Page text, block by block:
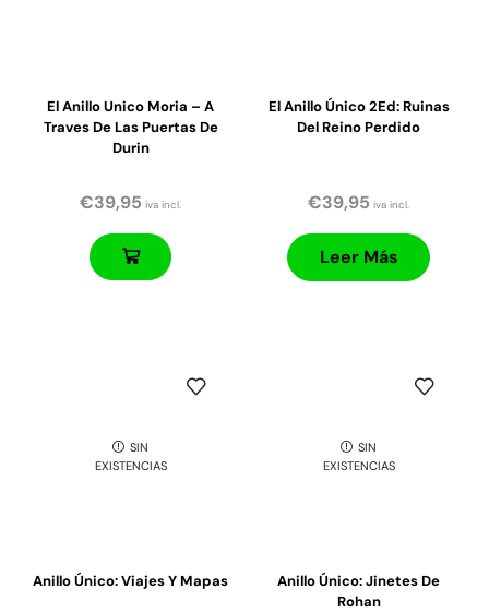
El Anillo Unico Moria – A
Traves De Las Puertas De
Durin
€39,95 iva incl.
El Anillo Único 2Ed: Ruinas
Del Reino Perdido
€39,95 iva incl.
Leer Más
SIN
EXISTENCIAS
Anillo Único: Viajes Y Mapas
SIN
EXISTENCIAS
Anillo Único: Jinetes De
Rohan